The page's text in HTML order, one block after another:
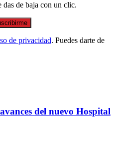
das de baja con un clic.
de privacidad. Puedes darte de
del nuevo Hospital